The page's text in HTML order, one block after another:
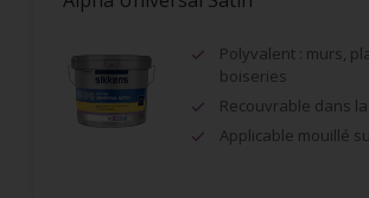
Polyvalent : murs,
boiseries
Recouvrable dans
Applicable mouillé